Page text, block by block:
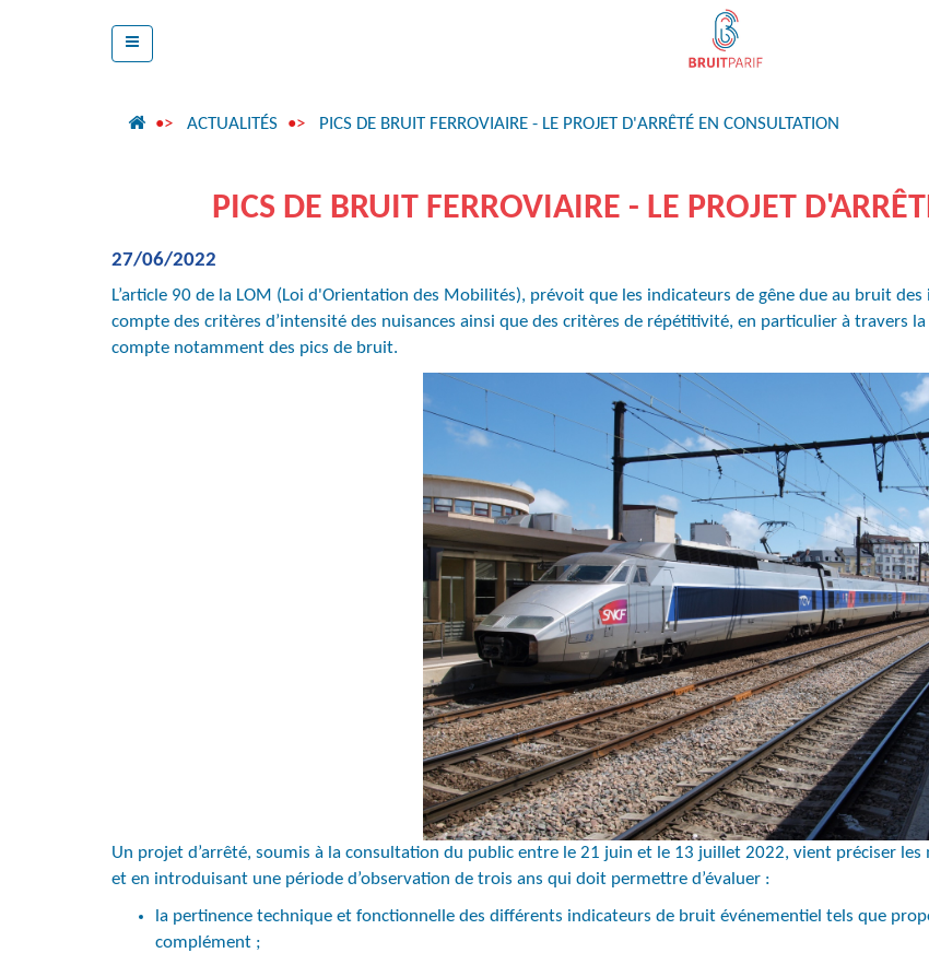
ACTUALITÉS PICS DE BRUIT FERROVIAIRE - LE PROJET D'ARRÊTÉ EN CONSULTATION
PICS DE BRUIT FERROVIAIRE - LE PROJET
27/06/2022
L’article 90 de la LOM (Loi d'Orientation des Mobilités), prévoit que les indicateurs de gêne due au bruit
compte des critères d’intensité des nuisances ainsi que des critères de répétitivité, en particulier à travers
compte notamment des pics de bruit.
Un projet d’arrêté, soumis à la consultation du public entre le 21 juin et le 13 juillet 2022, vient préciser
et en introduisant une période d’observation de trois ans qui doit permettre d’évaluer :
la pertinence technique et fonctionnelle des différents indicateurs de bruit événementiel tels que
complément ;